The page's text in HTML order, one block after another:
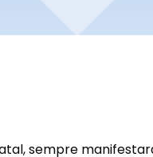
sempre